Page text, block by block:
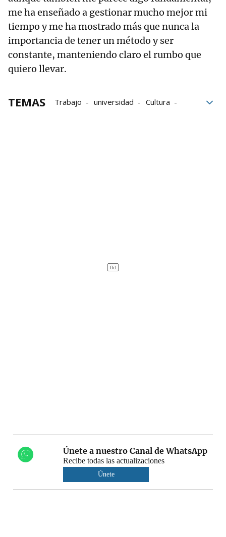
me ha enseñado a gestionar mucho mejor mi
tiempo y me ha mostrado más que nunca la
importancia de tener un método y ser
constante, manteniendo claro el rumbo que
quiero llevar.
TEMAS Trabajo universidad
Cultura
Únete a nuestro Canal de WhatsApp
Recibe todas las actualizaciones
Únete